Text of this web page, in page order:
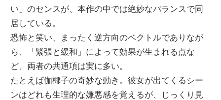
い」のセンスが、本作の中では絶妙なバランスで同
居している。
恐怖と笑い、まったく逆方向のベクトルでありなが
ら、「緊張と緩和」によって効果が生まれる点な
ど、両者の共通項は実に多い。
たとえば伽椰子の奇妙な動き。彼女が出てくるシー
ンはどれも生理的な嫌悪感を覚えるが、じっくり見